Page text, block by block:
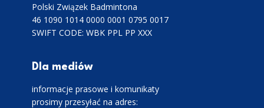
Polski Związek Badmintona
46 1090 1014 0000 0001 0795 0017
SWIFT CODE: WBK PPL PP XXX
Dla mediów
informacje prasowe i komunikaty
prosimy przesyłać na adres: